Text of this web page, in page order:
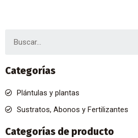
Categorías
Plántulas y plantas
Sustratos, Abonos y Fertilizantes
Categorías de producto